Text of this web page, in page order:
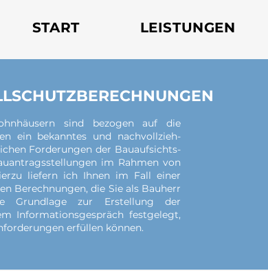
START LEISTUNGEN
sind bezogen auf die
ein bekanntes und nachvollzieh-
Forderungen der Bauaufsichts-
im Rahmen von
liefern ich Ihnen im Fall einer
Berechnungen, die Sie als Bauherr
Grundlage zur Erstellung der
Informationsgespräch festgelegt,
erfüllen können.